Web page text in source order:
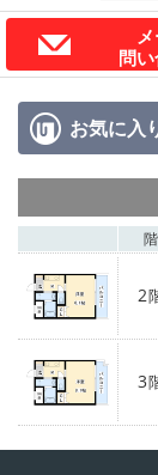
問
お気に入
階
2
3